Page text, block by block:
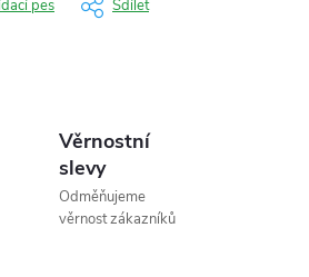
pes Sdílet
Věrnostní
slevy
Odměňujeme
věrnost zákazníků